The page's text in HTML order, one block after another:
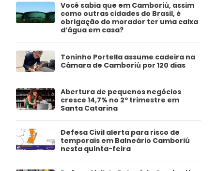
Você sabia que em Camboriú, assim
como outras cidades do Brasil, é
obrigação do morador ter uma caixa
d’água em casa?
Toninho Portella assume cadeira na
Câmara de Camboriú por 120 dias
Abertura de pequenos negócios
cresce 14,7% no 2º trimestre em
Santa Catarina
Defesa Civil alerta para risco de
temporais em Balneário Camboriú
nesta quinta-feira